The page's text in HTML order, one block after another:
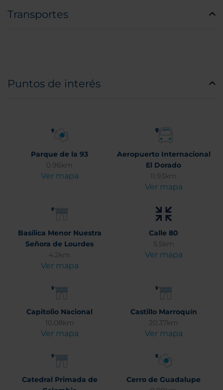
Transportes
Puntos de interés
Parque de la 93
0.96km
Ver mapa
Aeropuerto Internacional
El Dorado
11.93km
Ver mapa
Basílica Menor Nuestra
Señora de Lourdes
4.2km
Ver mapa
Calle 80
5.5km
Ver mapa
Capitolio Nacional
10.08km
Ver mapa
Castillo Marroquín
20.37km
Ver mapa
Catedral Primada de
Cerro de Guadalupe